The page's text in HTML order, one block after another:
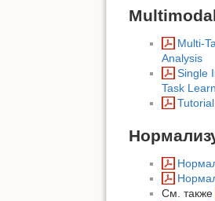
Multi-
Analysis
Single
Task
См. также